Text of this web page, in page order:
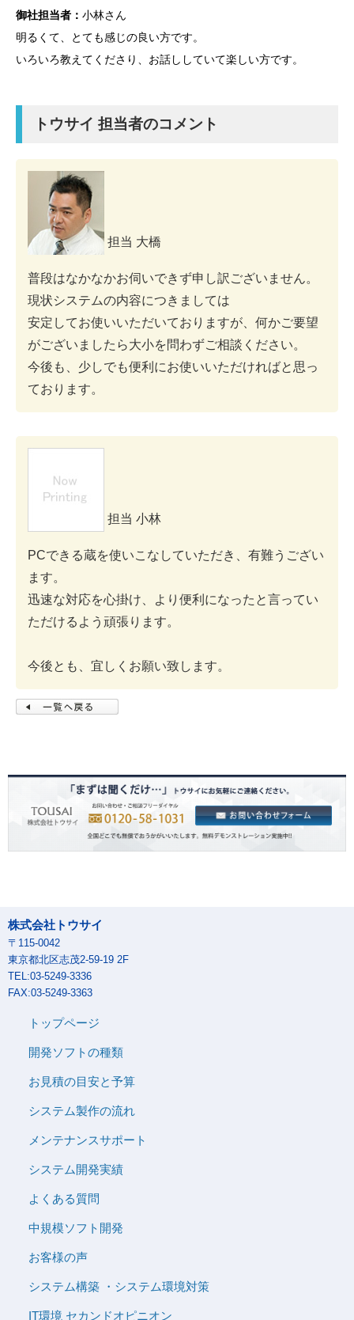
御社担当者： 小林さん
明るくて、とても感じの良い方です。
いろいろ教えてくださり、お話ししていて楽しい方です。
トウサイ 担当者のコメント
担当 大橋
普段はなかなかお伺いできず申し訳ございません。
現状システムの内容につきましては
安定してお使いいただいておりますが、何かご要望
がございましたら大小を問わずご相談ください。
今後も、少しでも便利にお使いいただければと思っ
ております。
担当 小林
PCできる蔵を使いこなしていただき、有難うござい
ます。
迅速な対応を心掛け、より便利になったと言ってい
ただけるよう頑張ります。
今後とも、宜しくお願い致します。
株式会社トウサイ
〒115-0042
東京都北区志茂2-59-19 2F
TEL:03-5249-3336
FAX:03-5249-3363
トップページ
開発ソフトの種類
お見積の目安と予算
システム製作の流れ
メンテナンスサポート
システム開発実績
よくある質問
中規模ソフト開発
お客様の声
システム構築 ・システム環境対策
IT環境 セカンドオピニオン